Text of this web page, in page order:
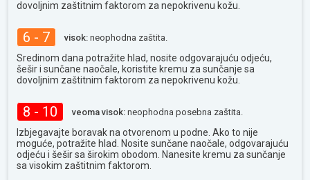
dovoljnim zaštitnim faktorom za nepokrivenu kožu.
6 - 7 visok: neophodna zaštita.
Sredinom dana potražite hlad, nosite odgovarajuću odjeću,
šešir i sunčane naočale, koristite kremu za sunčanje sa
dovoljnim zaštitnim faktorom za nepokrivenu kožu.
8 - 10 veoma visok: neophodna posebna zaštita.
Izbjegavajte boravak na otvorenom u podne. Ako to nije
moguće, potražite hlad. Nosite sunčane naočale, odgovarajuću
odjeću i šešir sa širokim obodom. Nanesite kremu za sunčanje
sa visokim zaštitnim faktorom.